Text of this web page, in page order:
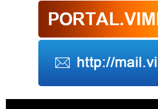
Trình